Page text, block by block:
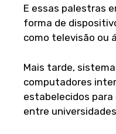
E essas palestras
forma de
como televisão ou
Mais tarde,
computadores
estabelecidos
entre